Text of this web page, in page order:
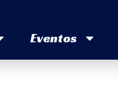
Eventos